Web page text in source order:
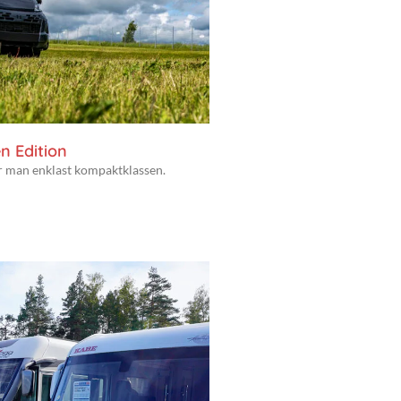
Edition
enklast kompaktklassen.